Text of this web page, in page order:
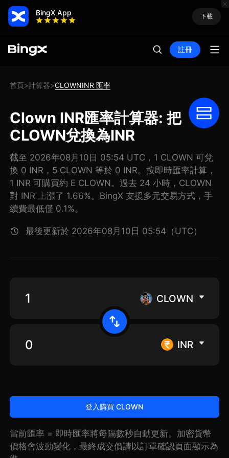
BingX App 下載
註冊
首頁>計算器>CLOWNINR 匯率
Clown INR匯率計算器: 把
CLOWN兌換為INR
截至 2026年08月10日 05:54 UTC，1 CLOWN 可兌
換 0 INR，5 CLOWN 等於 0 INR。按即時匯率計算，
1 INR 可購買約 E CLOWN。過去 24 小時，CLOWN
對 INR 上漲了 1.66%。BingX 支援多元交易方式，手
續費最低僅 0.1%。
最後更新於 2026年08月10日 05:54（UTC）
CLOWN
INR
登入購買 CLOWN
當前匯率 = 即時匯率將每隔數秒自動更新。加密貨幣
價格會波動變化，最終成交價請以訂單確認頁面顯示為